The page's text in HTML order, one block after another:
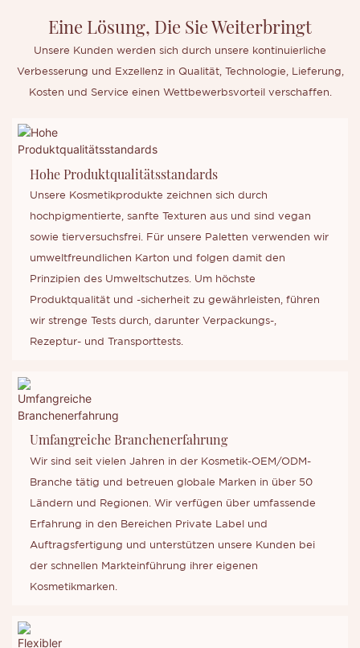
Eine Lösung, Die Sie Weiterbringt
Unsere Kunden werden sich durch unsere kontinuierliche
Verbesserung und Exzellenz in Qualität, Technologie, Lieferung,
Kosten und Service einen Wettbewerbsvorteil verschaffen.
Hohe Produktqualitätsstandards
Unsere Kosmetikprodukte zeichnen sich durch
hochpigmentierte, sanfte Texturen aus und sind vegan
sowie tierversuchsfrei. Für unsere Paletten verwenden wir
umweltfreundlichen Karton und folgen damit den
Prinzipien des Umweltschutzes. Um höchste
Produktqualität und -sicherheit zu gewährleisten, führen
wir strenge Tests durch, darunter Verpackungs-,
Rezeptur- und Transporttests.
Umfangreiche Branchenerfahrung
Wir sind seit vielen Jahren in der Kosmetik-OEM/ODM-
Branche tätig und betreuen globale Marken in über 50
Ländern und Regionen. Wir verfügen über umfassende
Erfahrung in den Bereichen Private Label und
Auftragsfertigung und unterstützen unsere Kunden bei
der schnellen Markteinführung ihrer eigenen
Kosmetikmarken.